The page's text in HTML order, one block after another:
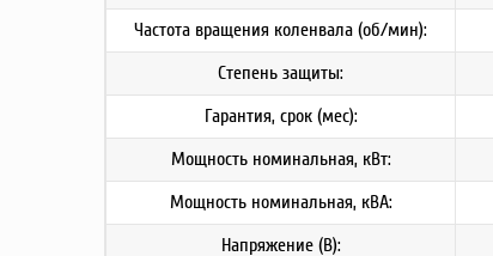
Частота вращения коленвала (об/мин):
Степень защиты:
Гарантия, срок (мес):
Мощность номинальная, кВт:
Мощность номинальная, кВА:
Напряжение (В):